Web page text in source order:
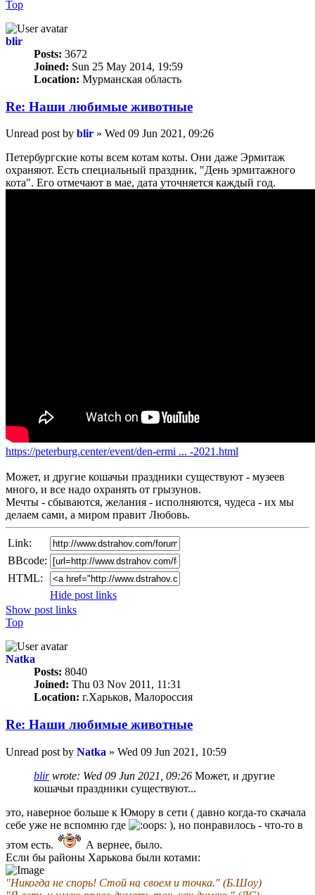
Top
blir
Posts: 3672
Joined: Sun 25 May 2014, 19:59
Location: Мурманская область
Re: Наши любимые животные
Unread post by blir » Wed 09 Jun 2021, 09:26
Петербургские коты всем котам коты. Они даже Эрмитаж
охраняют. Есть специальный праздник, "День эрмитажного
кота". Его отмечают в мае, дата уточняется каждый год.
https://peterburg.center/event/den-ermi ... -2021.html
Может, и другие кошачьи праздники существуют - музеев
много, и все надо охранять от грызунов.
Мечты - сбываются, желания - исполняются, чудеса - их мы
делаем сами, а миром правит Любовь.
Link:
BBcode:
HTML:
Hide post links
Show post links
Top
Natka
Posts: 8040
Joined: Thu 03 Nov 2011, 11:31
Location: г.Харьков, Малороссия
Re: Наши любимые животные
Unread post by Natka » Wed 09 Jun 2021, 10:59
blirwrote: Wed 09 Jun 2021, 09:26 Может, и другие
кошачьи праздники существуют...
это, наверное больше к Юмору в сети ( давно когда-то скачала
себе уже не вспомню где
), но понравилось - что-то в
этом есть.
А вернее, было.
Если бы районы Харькова были котами:
"Никогда не спорь! Стой на своем и точка." (Б.Шоу)